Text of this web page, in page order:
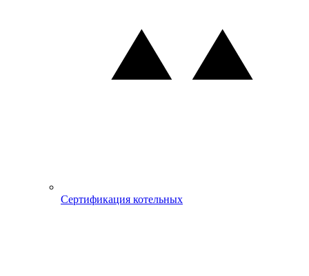
Сертификация котельных